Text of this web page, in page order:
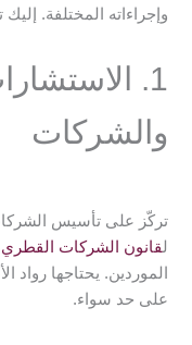
وإجراءاته المختلفة. إليك
1.
والشركات
تركّز على تأسيس
لقانون الشركات القطري
الموردين. يحتاجها رواد
على حد سواء.